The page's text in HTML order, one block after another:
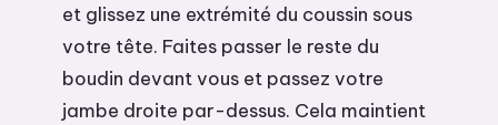
et glissez une extrémité du coussin sous
votre tête. Faites passer le reste du
boudin devant vous et passez votre
jambe droite par-dessus. Cela maintient